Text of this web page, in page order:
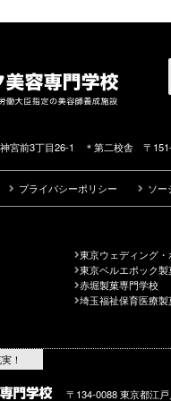
宮前3丁目26-1 ＊第二校舎 〒
プライバシーポリシー ソー
東京ウェディング
東京ベルエポック
赤堀製菓専門学校
埼玉福祉保育医療
！
〒134-0088 東京都江